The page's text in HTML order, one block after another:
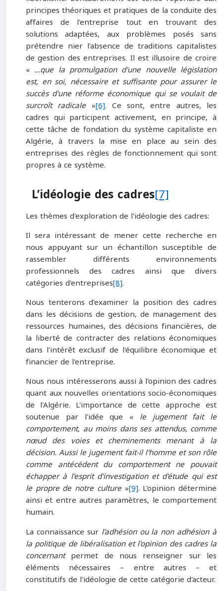
principes théoriques et pratiques de la conduite des
affaires de l'entreprise tout en trouvant des
solutions adaptées, aux problèmes posés sans
prétendre nier l'absence de traditions capitalistes
de gestion des entreprises. Il est illusoire de croire
« …que la promulgation d'une nouvelle législation
est, en soi, nécessaire et suffisante pour assurer le
succès d'une réforme économique qui se voulait de
surcroît radicale »[6]. Ce sont, entre autres, les
cadres qui participent activement, en principe, à
cette tâche de fondation du système capitaliste en
Algérie, à travers la mise en place au sein des
entreprises des règles de fonctionnement qui sont
propres à ce système.
L’idéologie des cadres[7]
Les thèmes d'exploration de l'idéologie des cadres:
Il sera intéressant de mener cette recherche en
nous appuyant sur un échantillon susceptible de
rassembler différents environnements
professionnels des cadres ainsi que divers
catégories d'entreprises[8].
Nous tenterons d'examiner la position des cadres
dans les décisions de gestion, de management des
ressources humaines, des décisions financières, de
la liberté de contracter des relations économiques
dans l'intérêt exclusif de l'équilibre économique et
financier de l'entreprise.
Nous nous intéresserons aussi à l'opinion des cadres
quant aux nouvelles orientations socio-économiques
de l'Algérie. L'importance de cette approche est
soutenue par l'idée que « le jugement fait le
comportement, au moins dans ses attendus, comme
nœud des voies et cheminements menant à la
décision. Aussi le jugement fait-il l'homme et son rôle
comme antécédent du comportement ne pouvait
échapper à l'esprit d'investigation et d'étude qui est
le propre de notre culture»[9]. L'opinion détermine
ainsi et entre autres paramètres, le comportement
humain.
La connaissance sur l'adhésion ou la non adhésion à
la politique de libéralisation et l'opinion des cadres la
concernantpermet de nous renseigner sur les
éléments nécessaires – entre autres – et
constitutifs de l'idéologie de cette catégorie d'acteur.